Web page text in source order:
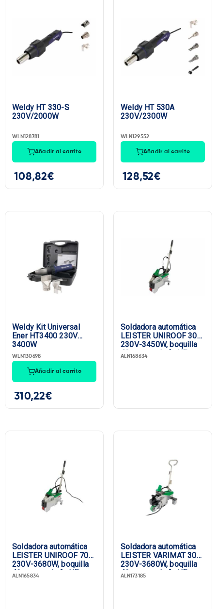
Weldy HT 330-S
230V/2000W
WLN128781
Añadir al carrito
108,82€
Weldy HT 530A
230V/2300W
WLN129552
Añadir al carrito
128,52€
Weldy Kit Universal
Ener HT3400 230V
3400W
WLN130698
Añadir al carrito
310,22€
Soldadora automática
LEISTER UNIROOF 300,
230V-3450W, boquilla
40 mm, enchufe UE
ALN168634
Soldadora automática
LEISTER UNIROOF 700,
230V-3680W, boquilla
40 mm, enchufe UE
ALN165834
Soldadora automática
LEISTER VARIMAT 300,
230V-3680W, boquilla
40 mm, enchufe UE
ALN173185